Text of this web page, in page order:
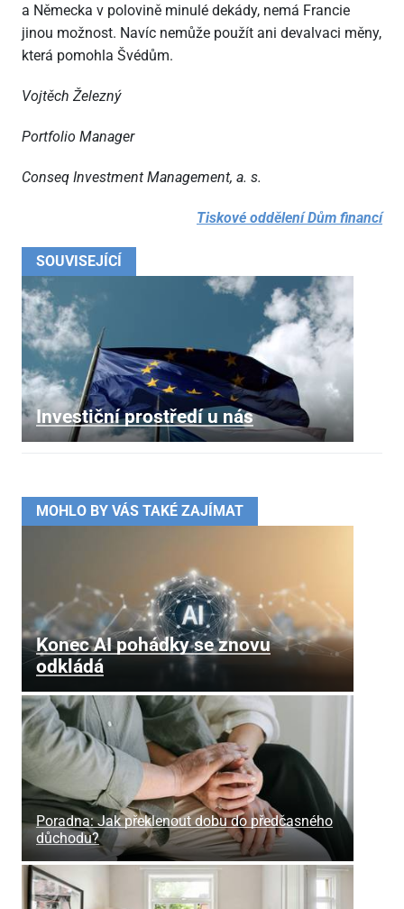
SOUVISEJÍCÍ
Investiční prostředí u nás
a Německa v polovině minulé dekády, nemá Francie
jinou možnost. Navíc nemůže použít ani devalvaci měny,
která pomohla Švédům.
Vojtěch Železný
Portfolio Manager
Conseq Investment Management, a. s.
Tiskové oddělení Dům financí
MOHLO BY VÁS TAKÉ ZAJÍMAT
Konec AI pohádky se znovu
odkládá
Poradna: Jak překlenout dobu do předčasného
důchodu?